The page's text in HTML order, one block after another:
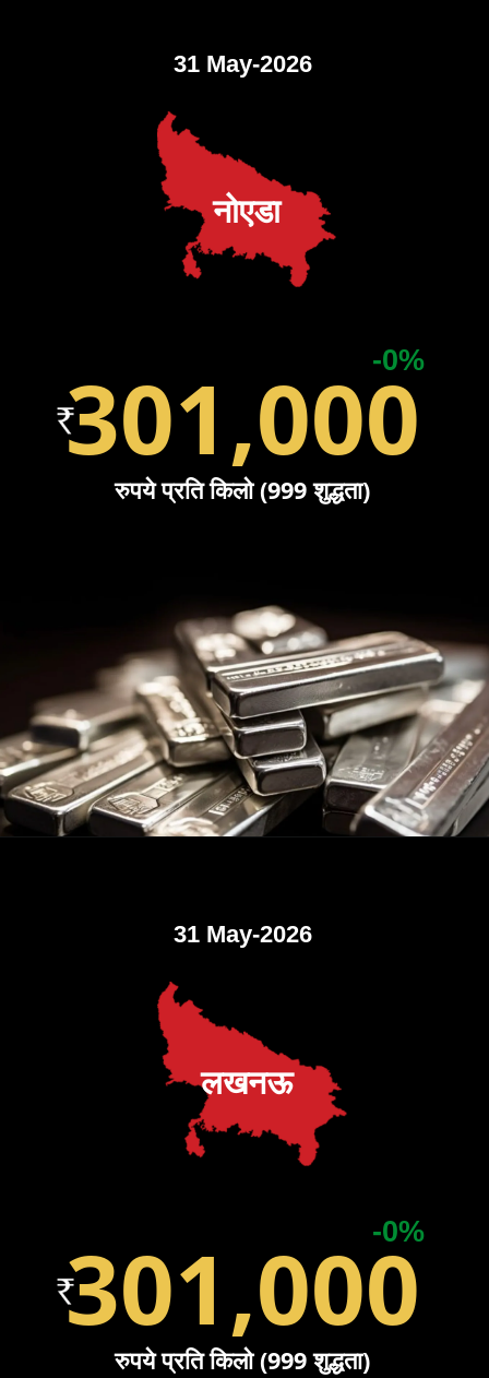
-0%
301,000
31 May-2026
रुपये प्रति किलो (999 शुद्धता)
नोएडा
-0%
301,000
31 May-2026
रुपये प्रति किलो (999 शुद्धता)
लखनऊ